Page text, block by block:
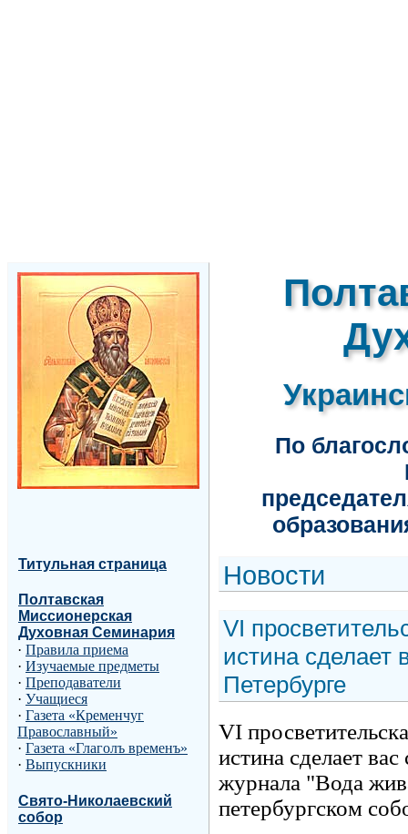
По
Титульная страница
Полтавская
Миссионерская
Духовная Семинария
· Правила приема
· Изучаемые предметы
· Преподаватели
· Учащиеся
· Газета «Кременчуг
Православный»
· Газета «Глаголъ временъ»
· Выпускники
Свято-Николаевский
собор
Новости
VI
истина
Петербурге
VI
истина сделает
журнала "Вода
петербургском